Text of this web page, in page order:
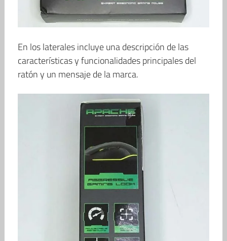
En los laterales incluye una descripción de las
características y funcionalidades principales del
ratón y un mensaje de la marca.